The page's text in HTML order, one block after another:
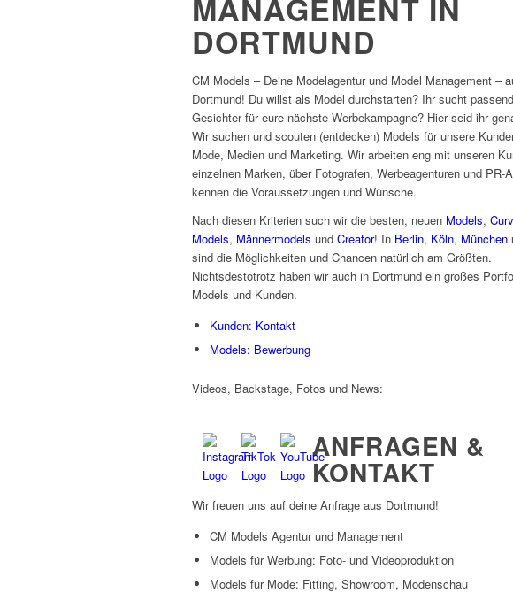
MANAGEMENT IN
DORTMUND
CM Models – Deine Modelagentur und Model Management –
Dortmund! Du willst als Model durchstarten? Ihr sucht
Gesichter für eure nächste Werbekampagne? Hier seid ihr
Wir suchen und scouten (entdecken) Models für unsere
Mode, Medien und Marketing. Wir arbeiten eng mit unseren
einzelnen Marken, über Fotografen, Werbeagenturen und PR-
kennen die Voraussetzungen und Wünsche.
Nach diesen Kriterien such wir die besten, neuen Models,
Models, Männermodels und Creator! In Berlin, Köln, München
sind die Möglichkeiten und Chancen natürlich am Größten.
Nichtsdestotrotz haben wir auch in Dortmund ein großes
Models und Kunden.
Kunden: Kontakt
Models: Bewerbung
Videos, Backstage, Fotos und News:
ANFRAGEN &
KONTAKT
Wir freuen uns auf deine Anfrage aus Dortmund!
CM Models Agentur und Management
Models für Werbung: Foto- und Videoproduktion
Models für Mode: Fitting, Showroom, Modenschau